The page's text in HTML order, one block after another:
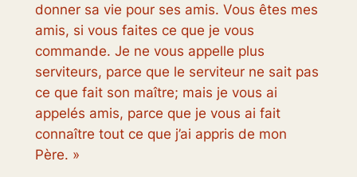
donner sa vie pour ses amis. Vous êtes mes
amis, si vous faites ce que je vous
commande. Je ne vous appelle plus
serviteurs, parce que le serviteur ne sait pas
ce que fait son maître; mais je vous ai
appelés amis, parce que je vous ai fait
connaître tout ce que j’ai appris de mon
Père. »